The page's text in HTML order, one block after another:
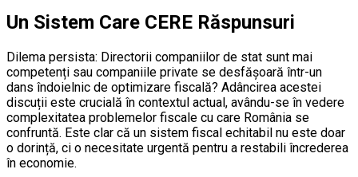
Un Sistem Care CERE Răspunsuri
Dilema persista: Directorii companiilor de stat sunt mai
competenți sau companiile private se desfășoară într-un
dans îndoielnic de optimizare fiscală? Adâncirea acestei
discuții este crucială în contextul actual, avându-se în vedere
complexitatea problemelor fiscale cu care România se
confruntă. Este clar că un sistem fiscal echitabil nu este doar
o dorință, ci o necesitate urgentă pentru a restabili încrederea
în economie.